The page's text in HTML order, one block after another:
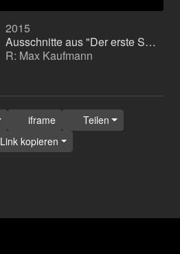
2015
Ausschnitte aus "Der erste Schnitt"
R: Max Kaufmann
iframe
Teilen
Link kopieren